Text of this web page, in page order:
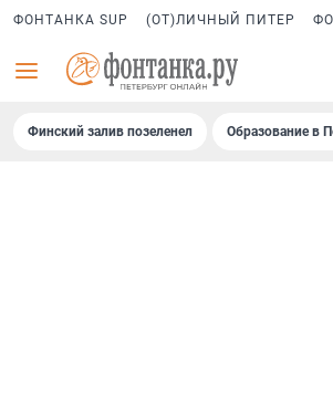
ФОНТАНКА SUP (ОТ)ЛИЧНЫЙ ПИТЕР
Финский залив позеленел Образование в